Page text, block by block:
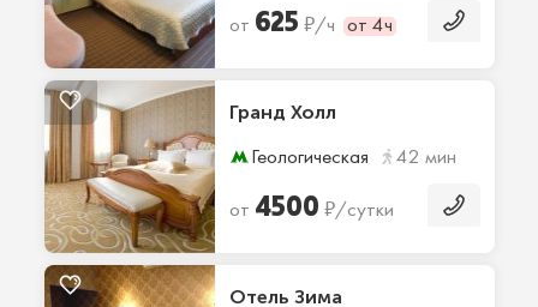
от 625 ₽/ч от 4ч
Гранд Холл
Геологическая 42 мин
от 4500 ₽/сутки
Отель Зима